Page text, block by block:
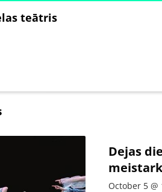
teātris
Dejas
October 5 @